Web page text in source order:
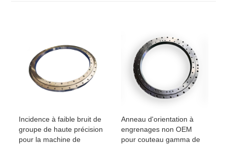
Incidence à faible bruit de
groupe de haute précision
pour la machine de
Anneau d'orientation à
engrenages non OEM
pour couteau gamma de